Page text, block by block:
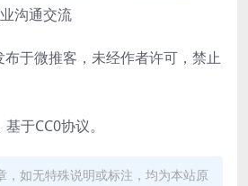
沟通交流
布于微推客，未经作者许可，禁止
于CC0协议。
，如无特殊说明或标注，均为本站原